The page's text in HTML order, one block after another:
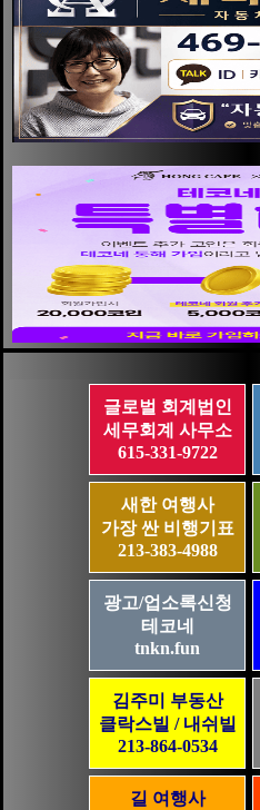
글로벌 회계법인
세무회계 사무소
615-331-9722
새한 여행사
가장 싼 비행기표
213-383-4988
광고/업소록신청
테코네
tnkn.fun
김주미 부동산
클락스빌 / 내쉬빌
213-864-0534
길 여행사